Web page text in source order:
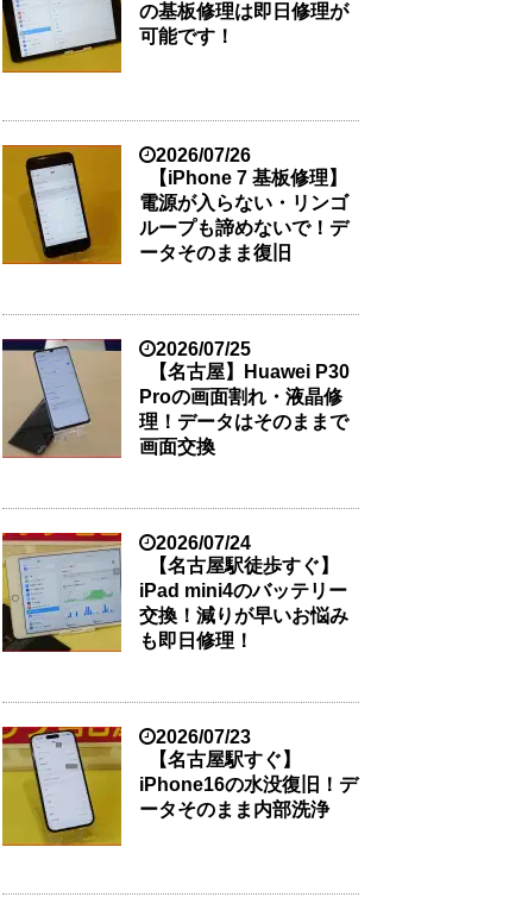
の基板修理は即日修理が
可能です！
2026/07/26
【iPhone 7 基板修理】
電源が入らない・リンゴ
ループも諦めないで！デ
ータそのまま復旧
2026/07/25
【名古屋】Huawei P30
Proの画面割れ・液晶修
理！データはそのままで
画面交換
2026/07/24
【名古屋駅徒歩すぐ】
iPad mini4のバッテリー
交換！減りが早いお悩み
も即日修理！
2026/07/23
【名古屋駅すぐ】
iPhone16の水没復旧！デ
ータそのまま内部洗浄